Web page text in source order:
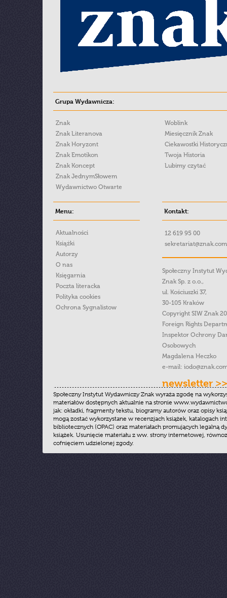
Grupa Wydawnicza:
Znak
Znak Literanova
Znak Horyzont
Znak Emotikon
Znak Koncept
Znak JednymSłowem
Wydawnictwo Otwarte
Woblink
Miesięcznik Znak
Ciekawostki
Twoja Historia
Lubimy czytać
Menu:
Aktualności
Książki
Autorzy
O nas
Księgarnia
Poczta literacka
Polityka cookies
Ochrona Sygnalistow
Kontakt:
12 619 95 00
Społeczny Instytut
Znak Sp. z o.o.,
ul. Kościuszki 37,
30-105 Kraków
Copyright SIW Znak
Foreign Rights
Inspektor Ochrony
Osobowych
Magdalena Heczko
e-mail:
newsletter >>
Społeczny Instytut Wydawniczy Znak wyraża zgodę na
materiałów dostępnych aktualnie na stronie
jak: okładki, fragmenty tekstu, biogramy autorów oraz opisy
mogą zostać wykorzystane w recenzjach książek, katalogach
bibliotecznych (OPAC) oraz materiałach promujących legalną
książek. Usunięcie materiału z ww. strony internetowej,
cofnięciem udzielonej zgody.